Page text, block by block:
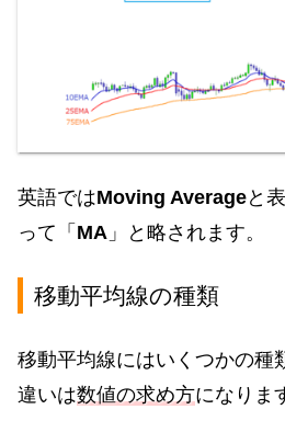
英語ではMoving Averageと
って「 MA 」と略されます。
移動平均線の種類
移動平均線にはいくつかの種
違いは数値の求め方になりま